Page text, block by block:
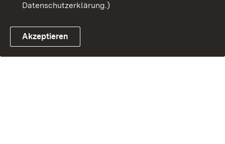
Datenschutzerklärung.)
Akzeptieren